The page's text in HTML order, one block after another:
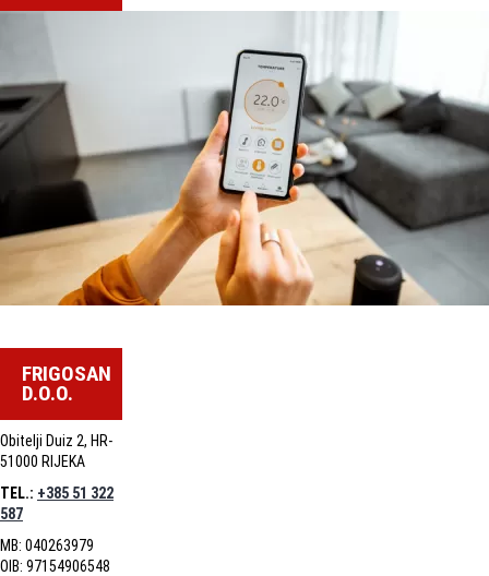
FRIGOSAN
D.O.O.
Obitelji Duiz 2, HR-
51000 RIJEKA
TEL.: +385 51 322
587
MB: 040263979
OIB: 97154906548